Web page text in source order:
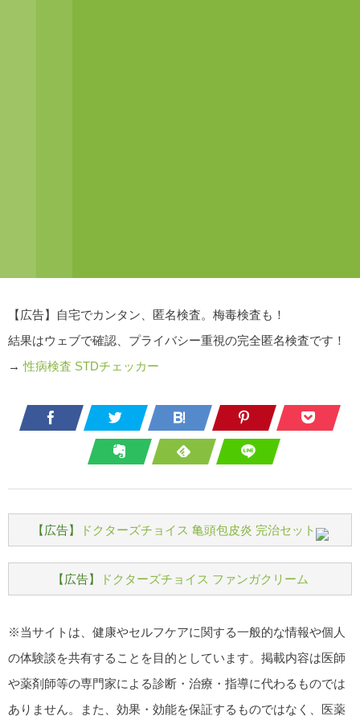
【広告】自宅でカンタン、匿名検査。梅毒検査も！
結果はウェブで確認、プライバシー重視の完全匿名検査です！
→性病検査 STDチェッカー
【広告】 ドクターズチョイス 亀頭包皮炎 完治セット
【広告】 ドクターズチョイス ファンガクリーム
※当サイトは、健康やセルフケアに関する一般的な情報や個人
の体験談を共有することを目的としています。掲載内容は医師
や薬剤師等の専門家による診断・治療・指導に代わるものでは
ありません。また、効果・効能を保証するものではなく、医薬